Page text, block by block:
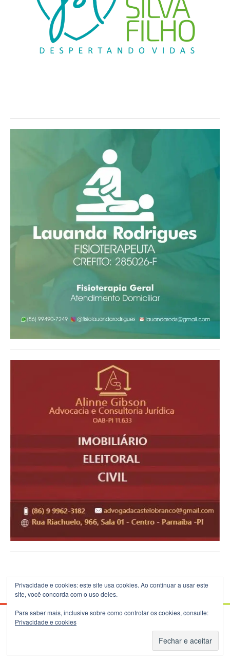
© 2026 Blog do B.Silva - Theme: Patus by
Privacidade e cookies: este site usa cookies. Ao continuar a usar este
site, você concorda com o uso deles.
Para saber mais, inclusive sobre como controlar os cookies, consulte:
Privacidade e cookies